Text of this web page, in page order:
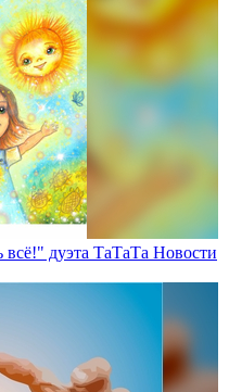
дуэта ТаТаТа Новости